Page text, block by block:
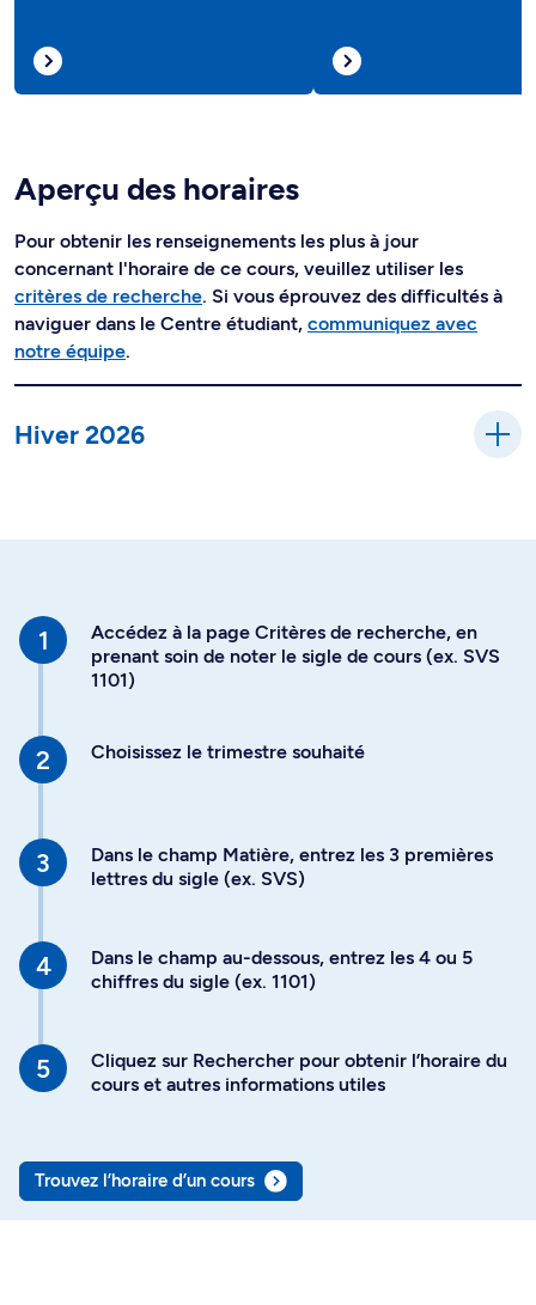
Aperçu des horaires
Pour obtenir les renseignements les plus à jour
concernant l'horaire de ce cours, veuillez utiliser les
critères de recherche. Si vous éprouvez des difficultés à
naviguer dans le Centre étudiant, communiquez avec
notre équipe.
Hiver 2026
Accédez à la page Critères de recherche, en
prenant soin de noter le sigle de cours (ex. SVS
1101)
Choisissez le trimestre souhaité
Dans le champ Matière, entrez les 3 premières
lettres du sigle (ex. SVS)
Dans le champ au-dessous, entrez les 4 ou 5
chiffres du sigle (ex. 1101)
Cliquez sur Rechercher pour obtenir l’horaire du
cours et autres informations utiles
Trouvez l’horaire d’un cours